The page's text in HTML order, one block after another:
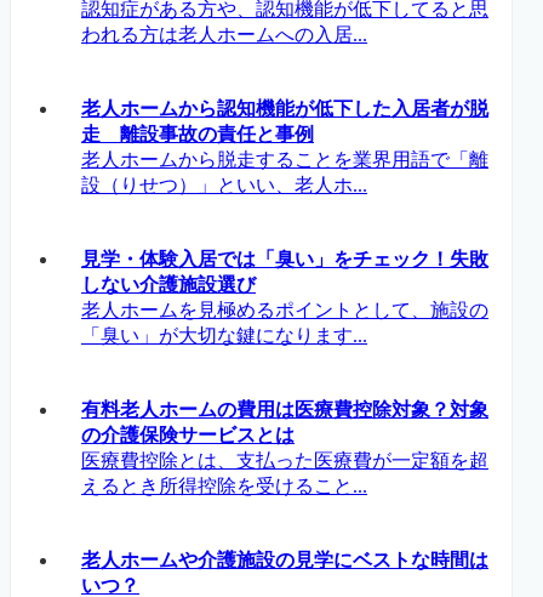
認知症がある方や、認知機能が低下してると思
われる方は老人ホームへの入居...
老人ホームから認知機能が低下した入居者が脱
走 離設事故の責任と事例
老人ホームから脱走することを業界用語で「離
設（りせつ）」といい、老人ホ...
見学・体験入居では「臭い」をチェック！失敗
しない介護施設選び
老人ホームを見極めるポイントとして、施設の
「臭い」が大切な鍵になります...
有料老人ホームの費用は医療費控除対象？対象
の介護保険サービスとは
医療費控除とは、支払った医療費が一定額を超
えるとき所得控除を受けること...
老人ホームや介護施設の見学にベストな時間は
いつ？